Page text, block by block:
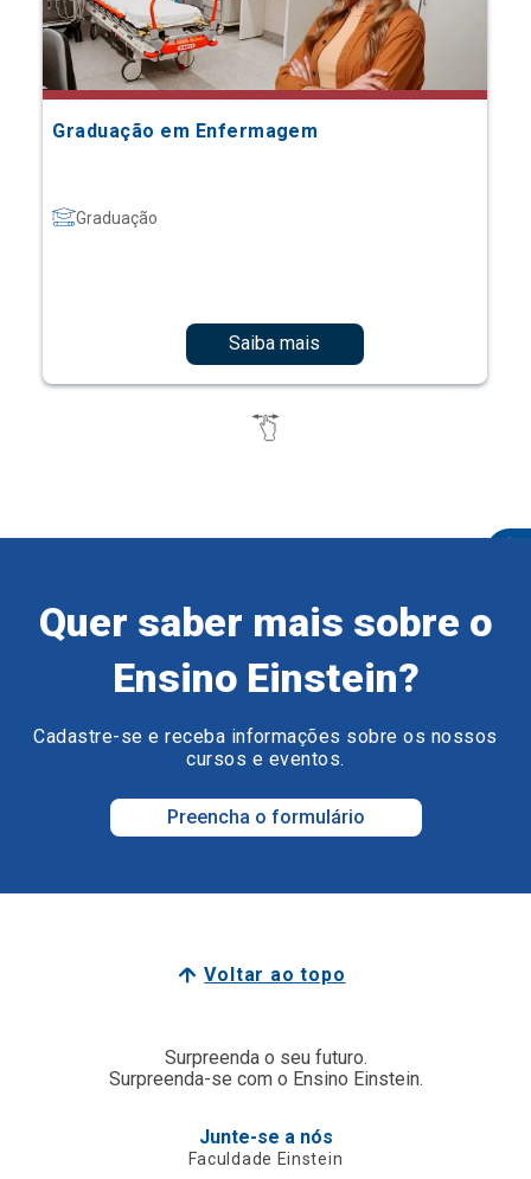
Graduação em Enfermagem
Graduação
Saiba mais
Quer saber mais sobre o
Ensino Einstein?
Cadastre-se e receba informações sobre os nossos
cursos e eventos.
Preencha o formulário
Voltar ao topo
Surpreenda o seu futuro.
Surpreenda-se com o Ensino Einstein.
Junte-se a nós
Faculdade Einstein